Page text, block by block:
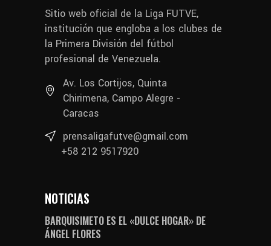
Sitio web oficial de la Liga FUTVE,
institución que engloba a los clubes de
la Primera División del fútbol
profesional de Venezuela.
Av. Los Cortijos, Quinta
Chirimena, Campo Alegre -
Caracas
prensaligafutve@gmail.com
+58 212 9517920
NOTICIAS
BARQUISIMETO ES EL «DULCE HOGAR» DE
ÁNGEL FLORES